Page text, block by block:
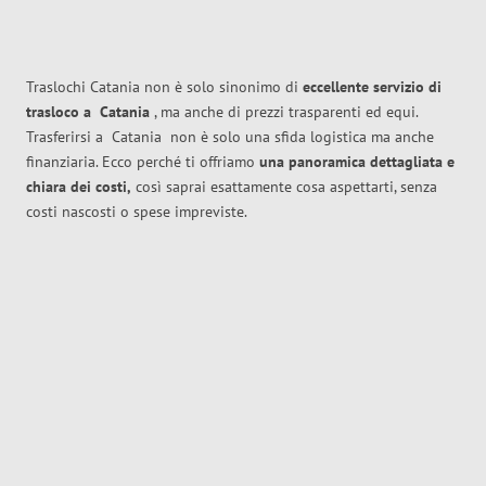
Traslochi Catania non è solo sinonimo di eccellente servizio di
trasloco a Catania , ma anche di prezzi trasparenti ed equi.
Trasferirsi a Catania non è solo una sfida logistica ma anche
finanziaria. Ecco perché ti offriamo una panoramica dettagliata e
chiara dei costi, così saprai esattamente cosa aspettarti, senza
costi nascosti o spese impreviste.